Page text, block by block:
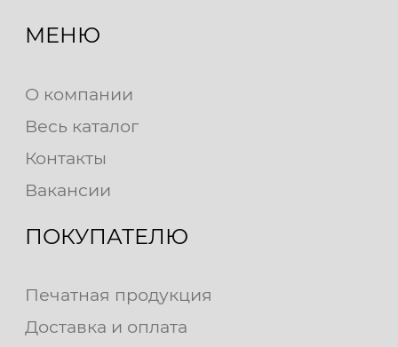
МЕНЮ
О компании
Весь каталог
Контакты
Вакансии
ПОКУПАТЕЛЮ
Печатная продукция
Доставка и оплата